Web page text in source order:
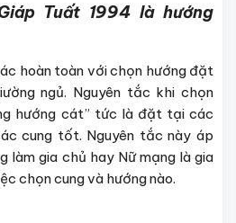
Tuất 1994 là hướng
hoàn toàn với chọn hướng đặt
ngủ. Nguyên tắc khi chọn
hướng cát” tức là đặt tại các
cung tốt. Nguyên tắc này áp
làm gia chủ hay Nữ mạng là gia
chọn cung và hướng nào.